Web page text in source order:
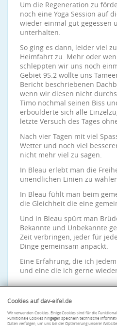
Um die Regeneration zu
noch eine Yoga Session auf
wieder einmal gut gegessen
unterhalten.
So ging es dann, leider viel
Heimfahrt zu. Mehr oder
schleppten wir uns noch
Gebiet 95.2 wollte uns
Bericht beschriebenen
wenn wir diesen nicht
Timo nochmal seinen Biss
erboulderte sich alle
letzte Versuch des Tages
Nach vier Tagen mit viel
Wetter und noch viel
nicht mehr viel zu sagen.
In Bleau erlebt man die
unendlichen Linien zu
In Bleau fühlt man beim
die Gleichheit die eine
Und in Bleau spürt man
Bekannte und Unbekannte
Zeit verbringen, jeder für
Dinge gemeinsam anpackt.
Eine Erfahrung, die ich
und eine die ich gerne
Cookies auf dav-eifel.de
Wir verwenden Cookies. Einige Cookies sind für die
Funktionale Cookies hingegen speichern technische
Daten verfolgen, um uns bei der Optimierung unserer